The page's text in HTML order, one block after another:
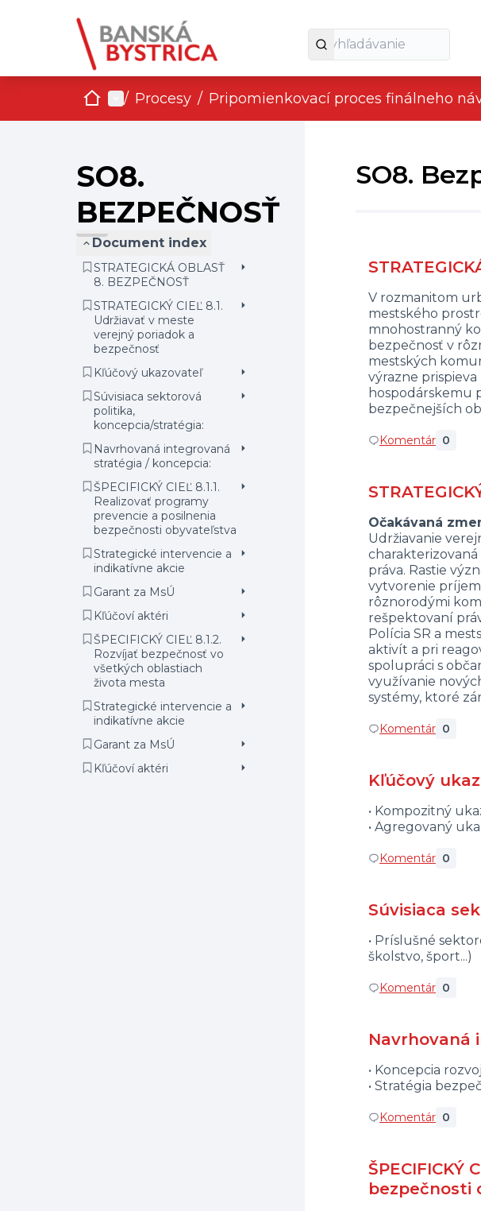
DomovMain menu
/ Procesy / Pripomienkovací proces finálneho
SO8.
BEZPEČNOSŤ
Document index
STRATEGICKÁ OBLASŤ
8. BEZPEČNOSŤ
STRATEGICKÝ CIEĽ 8.1.
Udržiavať v meste
verejný poriadok a
bezpečnosť
Kľúčový ukazovateľ
Súvisiaca sektorová
politika,
koncepcia/stratégia:
Navrhovaná integrovaná
stratégia / koncepcia:
ŠPECIFICKÝ CIEĽ 8.1.1.
Realizovať programy
prevencie a posilnenia
bezpečnosti obyvateľstva
Strategické intervencie a
indikatívne akcie
Garant za MsÚ
Kľúčoví aktéri
ŠPECIFICKÝ CIEĽ 8.1.2.
Rozvíjať bezpečnosť vo
všetkých oblastiach
života mesta
Strategické intervencie a
indikatívne akcie
Garant za MsÚ
Kľúčoví aktéri
SO8.
V rozmanitom
mestského
mnohostranný
bezpečnosť v
mestských
výrazne
hospodárskemu
bezpečnejších
Komentár 0
Očakávaná
Udržiavanie
práva. Rastie
vytvorenie
rôznorodými
rešpektovaní
Polícia SR a
aktivít a pri
spolupráci s
využívanie
systémy, ktoré
Komentár 0
Kľúčový
• Kompozitný
• Agregovaný
Komentár 0
Súvisiaca
• Príslušné
školstvo, šport...)
Komentár 0
Navrhovaná
• Koncepcia
• Stratégia
Komentár 0
ŠPECIFICKÝ
bezpečnosti